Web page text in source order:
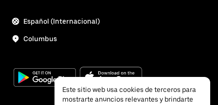
Español (Internacional)
Columbus
Este sitio web usa cookies de terceros para
mostrarte anuncios relevantes y brindarte